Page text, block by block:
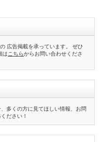
広告掲載を承っています。 ぜひ
は こちらからお問い合わせくださ
多くの方に見てほしい情報、お問
ださい！